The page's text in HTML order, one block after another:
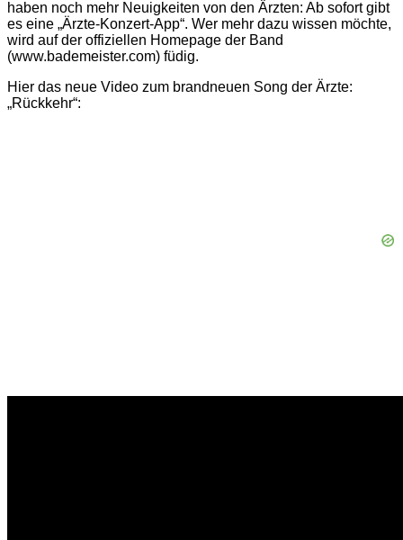
haben noch mehr Neuigkeiten von den Ärzten: Ab sofort gibt
es eine „Ärzte-Konzert-App“. Wer mehr dazu wissen möchte,
wird auf der offiziellen Homepage der Band
(www.bademeister.com) füdig.
Hier das neue Video zum brandneuen Song der Ärzte:
„Rückkehr“: